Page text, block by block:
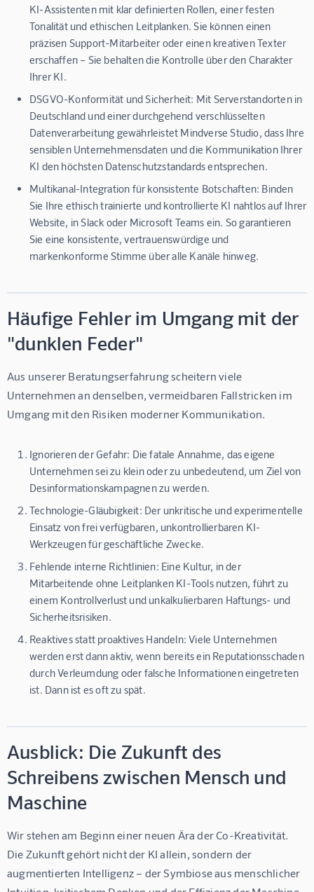
KI-Assistenten mit klar definierten Rollen, einer festen
Tonalität und ethischen Leitplanken. Sie können einen
präzisen Support-Mitarbeiter oder einen kreativen Texter
erschaffen – Sie behalten die Kontrolle über den Charakter
Ihrer KI.
DSGVO-Konformität und Sicherheit: Mit Serverstandorten in
Deutschland und einer durchgehend verschlüsselten
Datenverarbeitung gewährleistet Mindverse Studio, dass Ihre
sensiblen Unternehmensdaten und die Kommunikation Ihrer
KI den höchsten Datenschutzstandards entsprechen.
Multikanal-Integration für konsistente Botschaften: Binden
Sie Ihre ethisch trainierte und kontrollierte KI nahtlos auf Ihrer
Website, in Slack oder Microsoft Teams ein. So garantieren
Sie eine konsistente, vertrauenswürdige und
markenkonforme Stimme über alle Kanäle hinweg.
Häufige Fehler im Umgang mit der
"dunklen Feder"
Aus unserer Beratungserfahrung scheitern viele
Unternehmen an denselben, vermeidbaren Fallstricken im
Umgang mit den Risiken moderner Kommunikation.
Ignorieren der Gefahr: Die fatale Annahme, das eigene
Unternehmen sei zu klein oder zu unbedeutend, um Ziel von
Desinformationskampagnen zu werden.
Technologie-Gläubigkeit: Der unkritische und experimentelle
Einsatz von frei verfügbaren, unkontrollierbaren KI-
Werkzeugen für geschäftliche Zwecke.
Fehlende interne Richtlinien: Eine Kultur, in der
Mitarbeitende ohne Leitplanken KI-Tools nutzen, führt zu
einem Kontrollverlust und unkalkulierbaren Haftungs- und
Sicherheitsrisiken.
Reaktives statt proaktives Handeln: Viele Unternehmen
werden erst dann aktiv, wenn bereits ein Reputationsschaden
durch Verleumdung oder falsche Informationen eingetreten
ist. Dann ist es oft zu spät.
Ausblick: Die Zukunft des
Schreibens zwischen Mensch und
Maschine
Wir stehen am Beginn einer neuen Ära der Co-Kreativität.
Die Zukunft gehört nicht der KI allein, sondern der
augmentierten Intelligenz – der Symbiose aus menschlicher